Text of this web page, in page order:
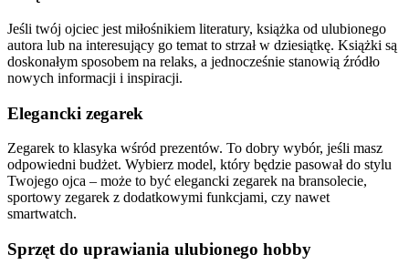
Jeśli twój ojciec jest miłośnikiem literatury, książka od ulubionego
autora lub na interesujący go temat to strzał w dziesiątkę. Książki są
doskonałym sposobem na relaks, a jednocześnie stanowią źródło
nowych informacji i inspiracji.
Elegancki zegarek
Zegarek to klasyka wśród prezentów. To dobry wybór, jeśli masz
odpowiedni budżet. Wybierz model, który będzie pasował do stylu
Twojego ojca – może to być elegancki zegarek na bransolecie,
sportowy zegarek z dodatkowymi funkcjami, czy nawet
smartwatch.
Sprzęt do uprawiania ulubionego hobby